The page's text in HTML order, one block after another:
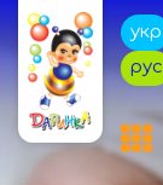
укр
рус